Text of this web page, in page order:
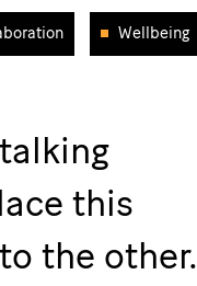
Wellbeing
this
the other.